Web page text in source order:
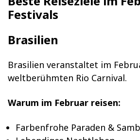
Festivals
Brasilien
Brasilien veranstaltet im
weltberühmten Rio Carnival.
Warum im Februar reisen:
Farbenfrohe Paraden &